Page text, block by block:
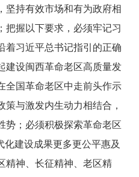
坚持有效市场和有为政府相
把握以下要求，必须牢记习
着习近平总书记指引的正确
建设闽西革命老区高质量发
全国革命老区中走前头作示
与激发内生动力相结合，
势；必须积极探索革命老区
化建设成果更多更公平惠及
精神、长征精神、老区精